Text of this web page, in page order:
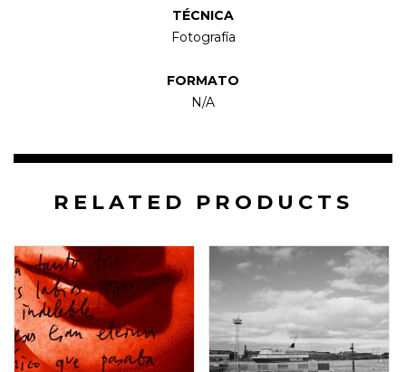
TÉCNICA
Fotografía
FORMATO
N/A
RELATED PRODUCTS
80 × 52 cm
$3.500.000
N/A